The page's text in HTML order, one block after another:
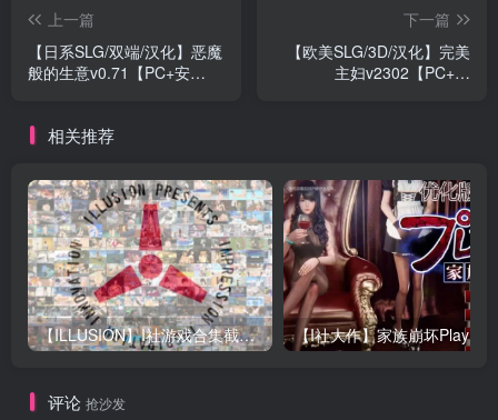
上一篇
【日系SLG/双端/汉化】恶魔
般的生意v0.71【PC+安
下一篇
【欧美SLG/3D/汉化】完美
主妇v2302【PC+安
相关推荐
【ILLUSION】I社游戏合集截至2025 无修正汉化硬盘纯净版手慢无[微云/OD]
评论 抢沙发